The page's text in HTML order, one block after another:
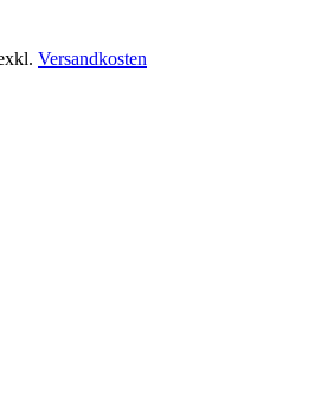
Versandkosten